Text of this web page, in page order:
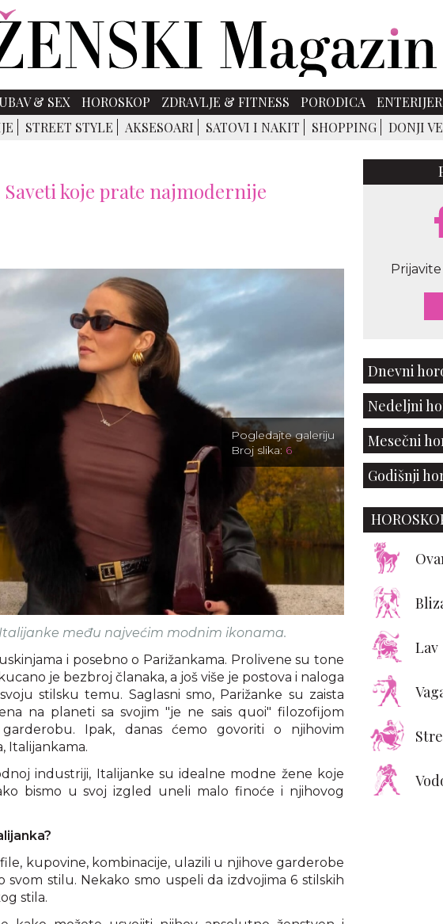
& SEX HOROSKOP ZDRAVLJE & FITNESS PORODICA ENTERIJER
STREET STYLE AKSESOARI SATOVI I NAKIT SHOPPING DONJI
koje prate najmodernije
Pogledajte galeriju
Broj slika: 6
među najvećim modnim ikonama.
i posebno o Parižankama. Prolivene su tone
je bezbroj članaka, a još više je postova i naloga
stilsku temu. Saglasni smo, Parižanke su zaista
na planeti sa svojim "je ne sais quoi" filozofijom
Ipak, danas ćemo govoriti o njihovim
Italijankama.
industriji, Italijanke su idealne modne žene koje
bismo u svoj izgled uneli malo finoće i njihovog
kupovine, kombinacije, ulazili u njihove garderobe
stilu. Nekako smo uspeli da izdvojima 6 stilskih
stila.
Dnevni
Nedeljni
Mesečni
Godišnji
Lav